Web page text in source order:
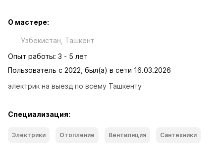
О мастере:
Узбекистан, Ташкент
Опыт работы: 3 - 5 лет
Пользователь с 2022, был(а) в сети 16.03.2026
электрик на выезд по всему Ташкенту
Специализация:
Электрики Отопление Вентиляция Сантехники